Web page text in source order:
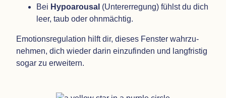
Bei Hypo­arou­sal (Unter­er­re­gung) fühlst du dich
leer, taub oder ohnmächtig.
Emo­ti­ons­re­gu­la­tion hilft dir, die­ses Fens­ter wahr­zu­
neh­men, dich wie­der darin ein­zu­fin­den und lang­fris­tig
sogar zu erweitern.